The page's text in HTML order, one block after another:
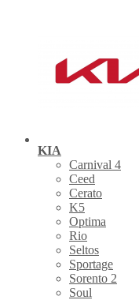
KIA
Carnival 4
Ceed
Cerato
K5
Optima
Rio
Seltos
Sportage
Sorento 2
Soul